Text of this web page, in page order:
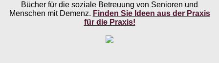
Bücher für die soziale Betreuung von Senioren und
Menschen mit Demenz. Finden Sie Ideen aus der Praxis
für die Praxis!